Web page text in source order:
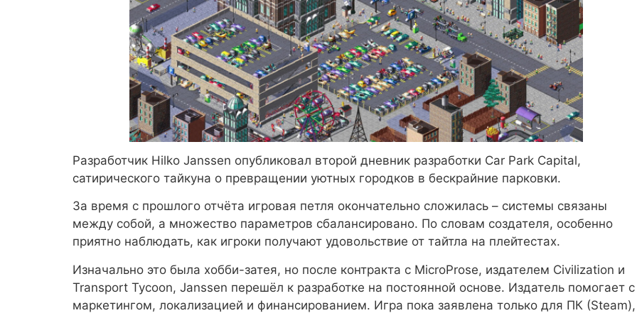
Разработчик Hilko Janssen опубликовал второй дневник разработки Car Park Capital,
сатирического тайкуна о превращении уютных городков в бескрайние парковки.
За время с прошлого отчёта игровая петля окончательно сложилась – системы связаны
между собой, а множество параметров сбалансировано. По словам создателя, особенно
приятно наблюдать, как игроки получают удовольствие от тайтла на плейтестах.
Изначально это была хобби-затея, но после контракта с MicroProse, издателем Civilization и
Transport Tycoon, Janssen перешёл к разработке на постоянной основе. Издатель помогает с
маркетингом, локализацией и финансированием. Игра пока заявлена только для ПК (Steam),